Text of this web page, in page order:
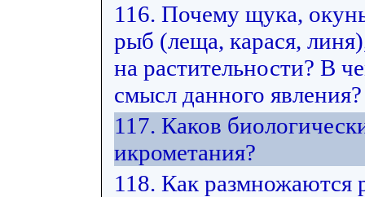
116. Почему щука,
рыб (леща, карася,
на растительности? В
смысл данного явления?
117. Каков
икрометания?
118. Как размножаются